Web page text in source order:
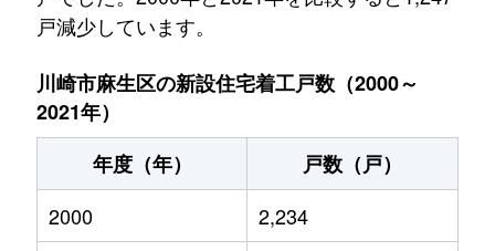
戸減少しています。
川崎市麻生区の新設住宅着工戸数（2000～
2021年）
年度（年）
戸数（戸）
2000
2,234